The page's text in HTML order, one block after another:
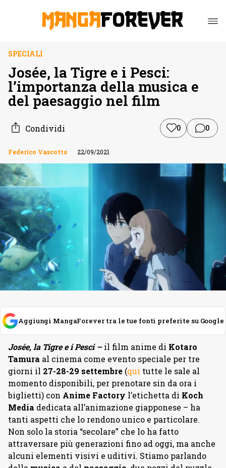
SPECIALI
Josée, la Tigre e i Pesci:
l’importanza della musica e
del paesaggio nel film
Condividi 0 0
Federico Vascotto 22/09/2021
Aggiungi MangaForever tra le tue fonti preferite su Google
Josée, la Tigre e i Pesci –il film anime di Kotaro
Tamura al cinema come evento speciale per tre
giorni il 27-28-29 settembre (qui tutte le sale al
momento disponibili, per prenotare sin da ora i
biglietti) con Anime Factory l’etichetta di Koch
Media dedicata all’animazione giapponese – ha
tanti aspetti che lo rendono unico e particolare.
Non solo la storia “secolare” che lo ha fatto
attraversare più generazioni fino ad oggi, ma anche
alcuni elementi visivi e uditivi. Stiamo parlando